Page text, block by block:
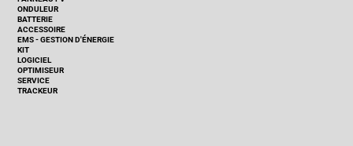
ONDULEUR
BATTERIE
ACCESSOIRE
EMS - GESTION D'ÉNERGIE
KIT
LOGICIEL
OPTIMISEUR
SERVICE
TRACKEUR